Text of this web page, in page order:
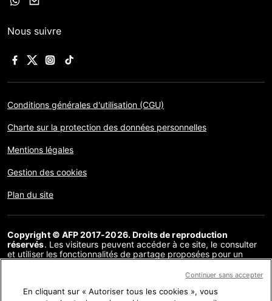
Nous suivre
Conditions générales d'utilisation (CGU)
Charte sur la protection des données personnelles
Mentions légales
Gestion des cookies
Plan du site
Copyright © AFP 2017-2026. Droits de reproduction
réservés. Les visiteurs peuvent accéder à ce site, le consulter
et utiliser les fonctionnalités de partage proposées pour un
communication au public, distribution de tout ou partie du
soit, sans licence spécifique signée avec l’AFP, est interdite. Les
En cliquant sur « Autoriser tous les cookies », vous
Continuer sans accepter